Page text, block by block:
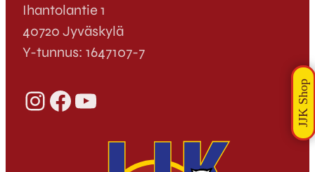
Ihantolantie 1
40720 Jyväskylä
Y-tunnus: 1647107-7
InstagramFacebook YouTube